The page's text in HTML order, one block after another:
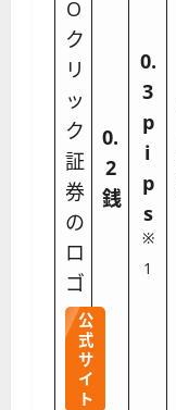
公
式
サ
イ
ト
0.
2
銭
0.
3
p
i
p
s
※
1